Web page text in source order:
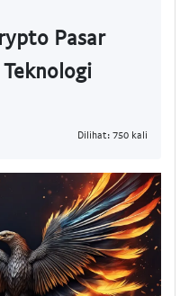
Pasar
Dilihat: 750 kali